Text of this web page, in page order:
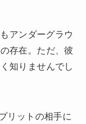
アンダーグラウ
存在。ただ、彼
知りませんでし
リットの相手に